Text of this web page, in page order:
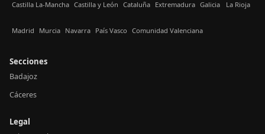
Castilla La-Mancha Castilla y León Cataluña Extremadura Galicia La Rioja
Madrid Murcia Navarra País Vasco Comunidad Valenciana
Secciones
Badajoz
Cáceres
Legal